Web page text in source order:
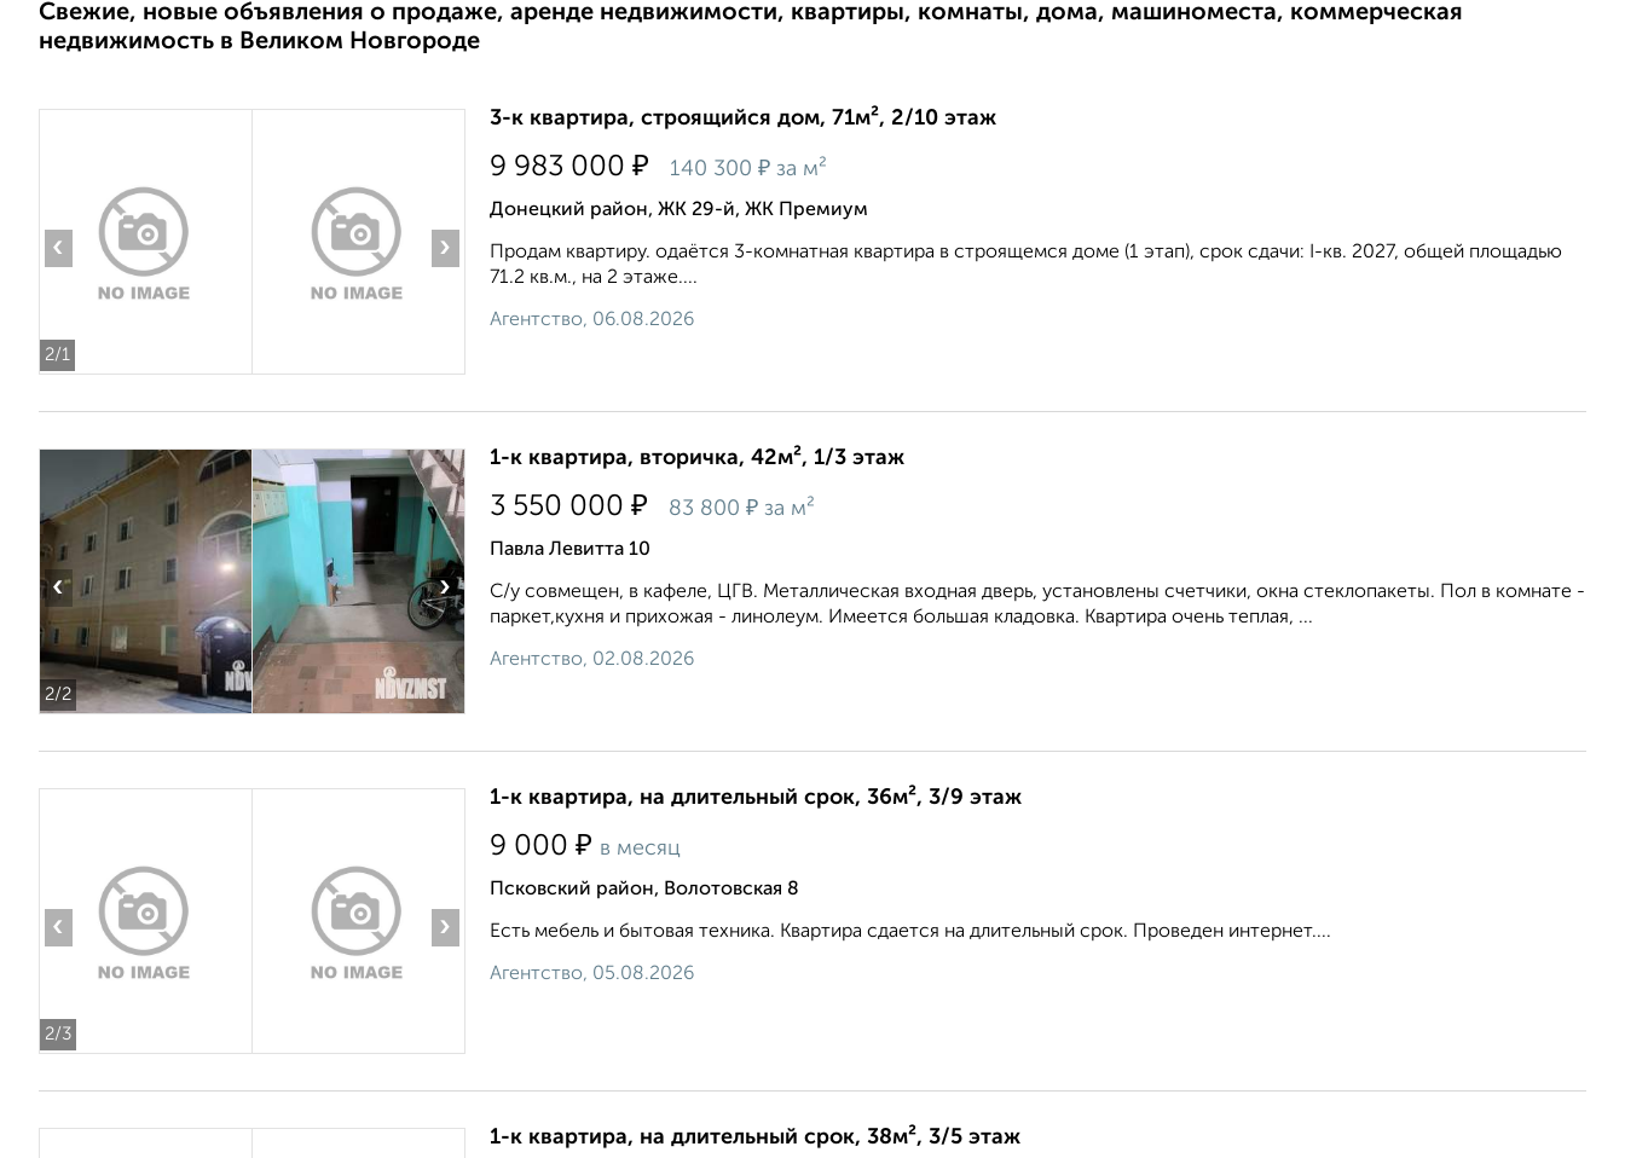
Свежие, новые объявления о продаже, аренде недвижимости, квартиры, комнаты, дома, машиноместа, коммерческая
недвижимость в Великом Новгороде
2/1
‹ ›
3-к квартира, строящийся дом, 71м², 2/10 этаж
9 983 000 ₽ 140 300 ₽ за м²
Донецкий район, ЖК 29-й, ЖК Премиум
Продам квартиру. одаётся 3-комнатная квартира в строящемся доме (1 этап), срок сдачи: I-кв. 2027, общей площадью
71.2 кв.м., на 2 этаже....
Агентство, 06.08.2026
2/2
‹ ›
1-к квартира, вторичка, 42м², 1/3 этаж
3 550 000 ₽ 83 800 ₽ за м²
Павла Левитта 10
С/у coвмeщен, в кафеле, ЦГB. Металлическая входная дверь, установлены счетчики, окна стеклопакеты. Пол в комнате -
паркет,кухня и прихожая - линолеум. Имеется большая кладовка. Квартира очень теплая, ...
Агентство, 02.08.2026
2/3
‹ ›
1-к квартира, на длительный срок, 36м², 3/9 этаж
9 000 ₽ в месяц
Псковский район, Волотовская 8
Есть мебель и бытовая техника. Квартира сдается на длительный срок. Проведен интернет....
Агентство, 05.08.2026
1-к квартира, на длительный срок, 38м², 3/5 этаж